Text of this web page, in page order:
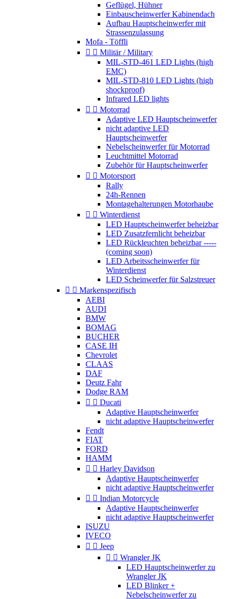
Geflügel, Hühner
Einbauscheinwerfer Kabinendach
Aufbau Hauptscheinwerfer mit
Strassenzulassung
Mofa - Töffli
  Militär / Military
MIL-STD-461 LED Lights (high
EMC)
MIL-STD-810 LED Lights (high
shockproof)
Infrared LED lights
  Motorrad
Adaptive LED Hauptscheinwerfer
nicht adaptive LED
Hauptscheinwerfer
Nebelscheinwerfer für Motorrad
Leuchtmittel Motorrad
Zubehör für Hauptscheinwerfer
  Motorsport
Rally
24h-Rennen
Montagehalterungen Motorhaube
  Winterdienst
LED Hauptscheinwerfer beheizbar
LED Zusatzfernlicht beheizbar
LED Rückleuchten beheizbar -----
(coming soon)
LED Arbeitsscheinwerfer für
Winterdienst
LED Scheinwerfer für Salzstreuer
  Markenspezifisch
AEBI
AUDI
BMW
BOMAG
BUCHER
CASE IH
Chevrolet
CLAAS
DAF
Deutz Fahr
Dodge RAM
  Ducati
Adaptive Hauptscheinwerfer
nicht adaptive Hauptscheinwerfer
Fendt
FIAT
FORD
HAMM
  Harley Davidson
Adaptive Hauptscheinwerfer
nicht adaptive Hauptscheinwerfer
  Indian Motorcycle
Adaptive Hauptscheinwerfer
nicht adaptive Hauptscheinwerfer
ISUZU
IVECO
  Jeep
  Wrangler JK
LED Hauptscheinwerfer zu
Wrangler JK
LED Blinker +
Nebelscheinwerfer zu